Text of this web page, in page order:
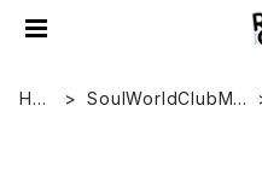
HO
SoulWorldClubMu